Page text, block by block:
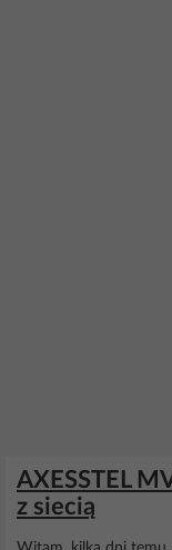
AXESSTEL
z siecią